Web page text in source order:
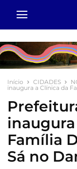
Início CIDADES
inaugura a Clínica da
Família
Sá no